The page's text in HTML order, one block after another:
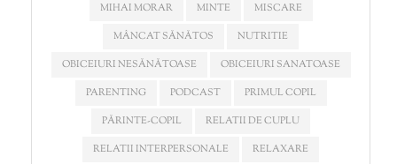
MIHAI MORAR
MINTE
MISCARE
MÂNCAT SĂNĂTOS
NUTRITIE
OBICEIURI NESĂNĂTOASE
OBICEIURI SANATOASE
PARENTING
PODCAST
PRIMUL COPIL
PĂRINTE-COPIL
RELATII DE CUPLU
RELATII INTERPERSONALE
RELAXARE